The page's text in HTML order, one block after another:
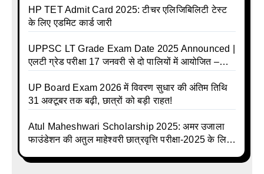
HP TET Admit Card 2025: टीचर एलिजिबिलिटी टेस्ट
के लिए एडमिट कार्ड जारी
UPPSC LT Grade Exam Date 2025 Announced |
एलटी ग्रेड परीक्षा 17 जनवरी से दो पालियों में आयोजित –
UP Board Exam 2026 में विवरण सुधार की अंतिम तिथि
31 अक्टूबर तक बढ़ी, छात्रों को बड़ी राहत!
Atul Maheshwari Scholarship 2025: अमर उजाला
फाउंडेशन की अतुल माहेश्वरी छात्रवृत्ति परीक्षा-2025 के लिए